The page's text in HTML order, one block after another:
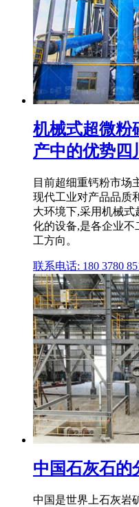
机械式超微粉
产中的优势四
目前超细重钙粉市场
现代工业对产品品质
大环境下,采用机械
化的设备,是各企业不
工方向。
联系电话: 180 3780
中国石灰石的
中国是世界上石灰岩